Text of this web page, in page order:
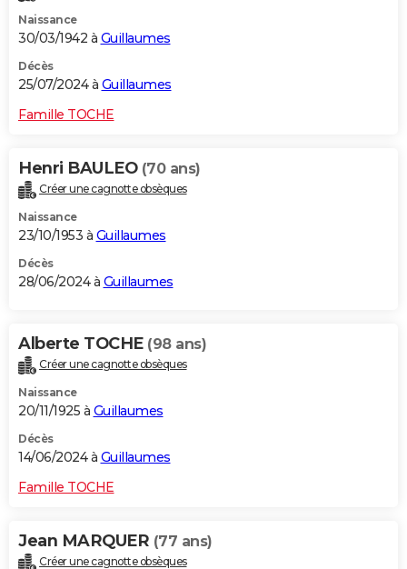
Naissance
30/03/1942 à Guillaumes
Décès
25/07/2024 à Guillaumes
Famille TOCHE
Henri BAULEO (70 ans)
Créer une cagnotte obsèques
Naissance
23/10/1953 à Guillaumes
Décès
28/06/2024 à Guillaumes
Alberte TOCHE (98 ans)
Créer une cagnotte obsèques
Naissance
20/11/1925 à Guillaumes
Décès
14/06/2024 à Guillaumes
Famille TOCHE
Jean MARQUER (77 ans)
Créer une cagnotte obsèques